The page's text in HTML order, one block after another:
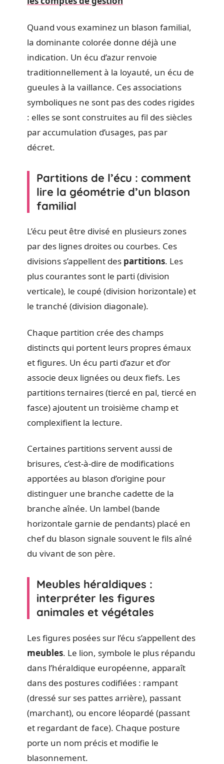
Quand vous examinez un blason familial,
la dominante colorée donne déjà une
indication. Un écu d’azur renvoie
traditionnellement à la loyauté, un écu de
gueules à la vaillance. Ces associations
symboliques ne sont pas des codes rigides
: elles se sont construites au fil des siècles
par accumulation d’usages, pas par
décret.
Partitions de l’écu : comment
lire la géométrie d’un blason
familial
L’écu peut être divisé en plusieurs zones
par des lignes droites ou courbes. Ces
divisions s’appellent des partitions. Les
plus courantes sont le parti (division
verticale), le coupé (division horizontale) et
le tranché (division diagonale).
Chaque partition crée des champs
distincts qui portent leurs propres émaux
et figures. Un écu parti d’azur et d’or
associe deux lignées ou deux fiefs. Les
partitions ternaires (tiercé en pal, tiercé en
fasce) ajoutent un troisième champ et
complexifient la lecture.
Certaines partitions servent aussi de
brisures, c’est-à-dire de modifications
apportées au blason d’origine pour
distinguer une branche cadette de la
branche aînée. Un lambel (bande
horizontale garnie de pendants) placé en
chef du blason signale souvent le fils aîné
du vivant de son père.
Meubles héraldiques :
interpréter les figures
animales et végétales
Les figures posées sur l’écu s’appellent des
meubles. Le lion, symbole le plus répandu
dans l’héraldique européenne, apparaît
dans des postures codifiées : rampant
(dressé sur ses pattes arrière), passant
(marchant), ou encore léopardé (passant
et regardant de face). Chaque posture
porte un nom précis et modifie le
blasonnement.